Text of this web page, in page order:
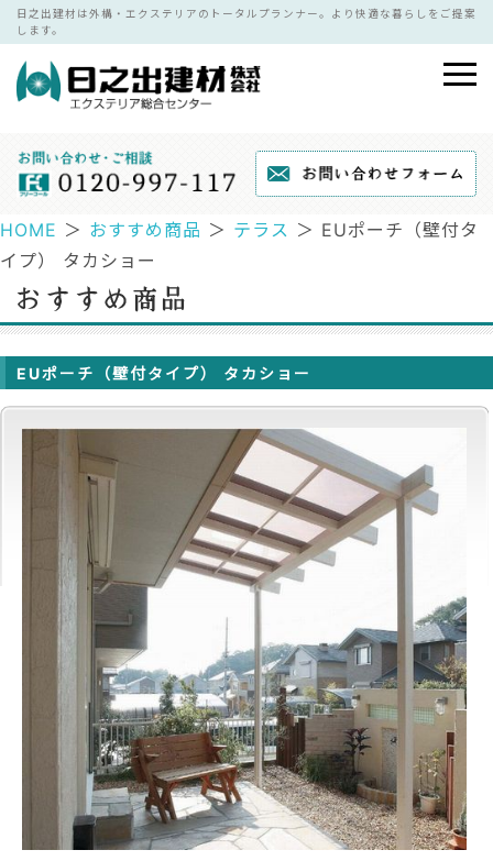
日之出建材は外構・エクステリアのトータルプランナー。より快適な暮らしをご提案
します。
HOME ＞ おすすめ商品 ＞ テラス ＞ EUポーチ（壁付タ
イプ） タカショー
EUポーチ（壁付タイプ） タカショー